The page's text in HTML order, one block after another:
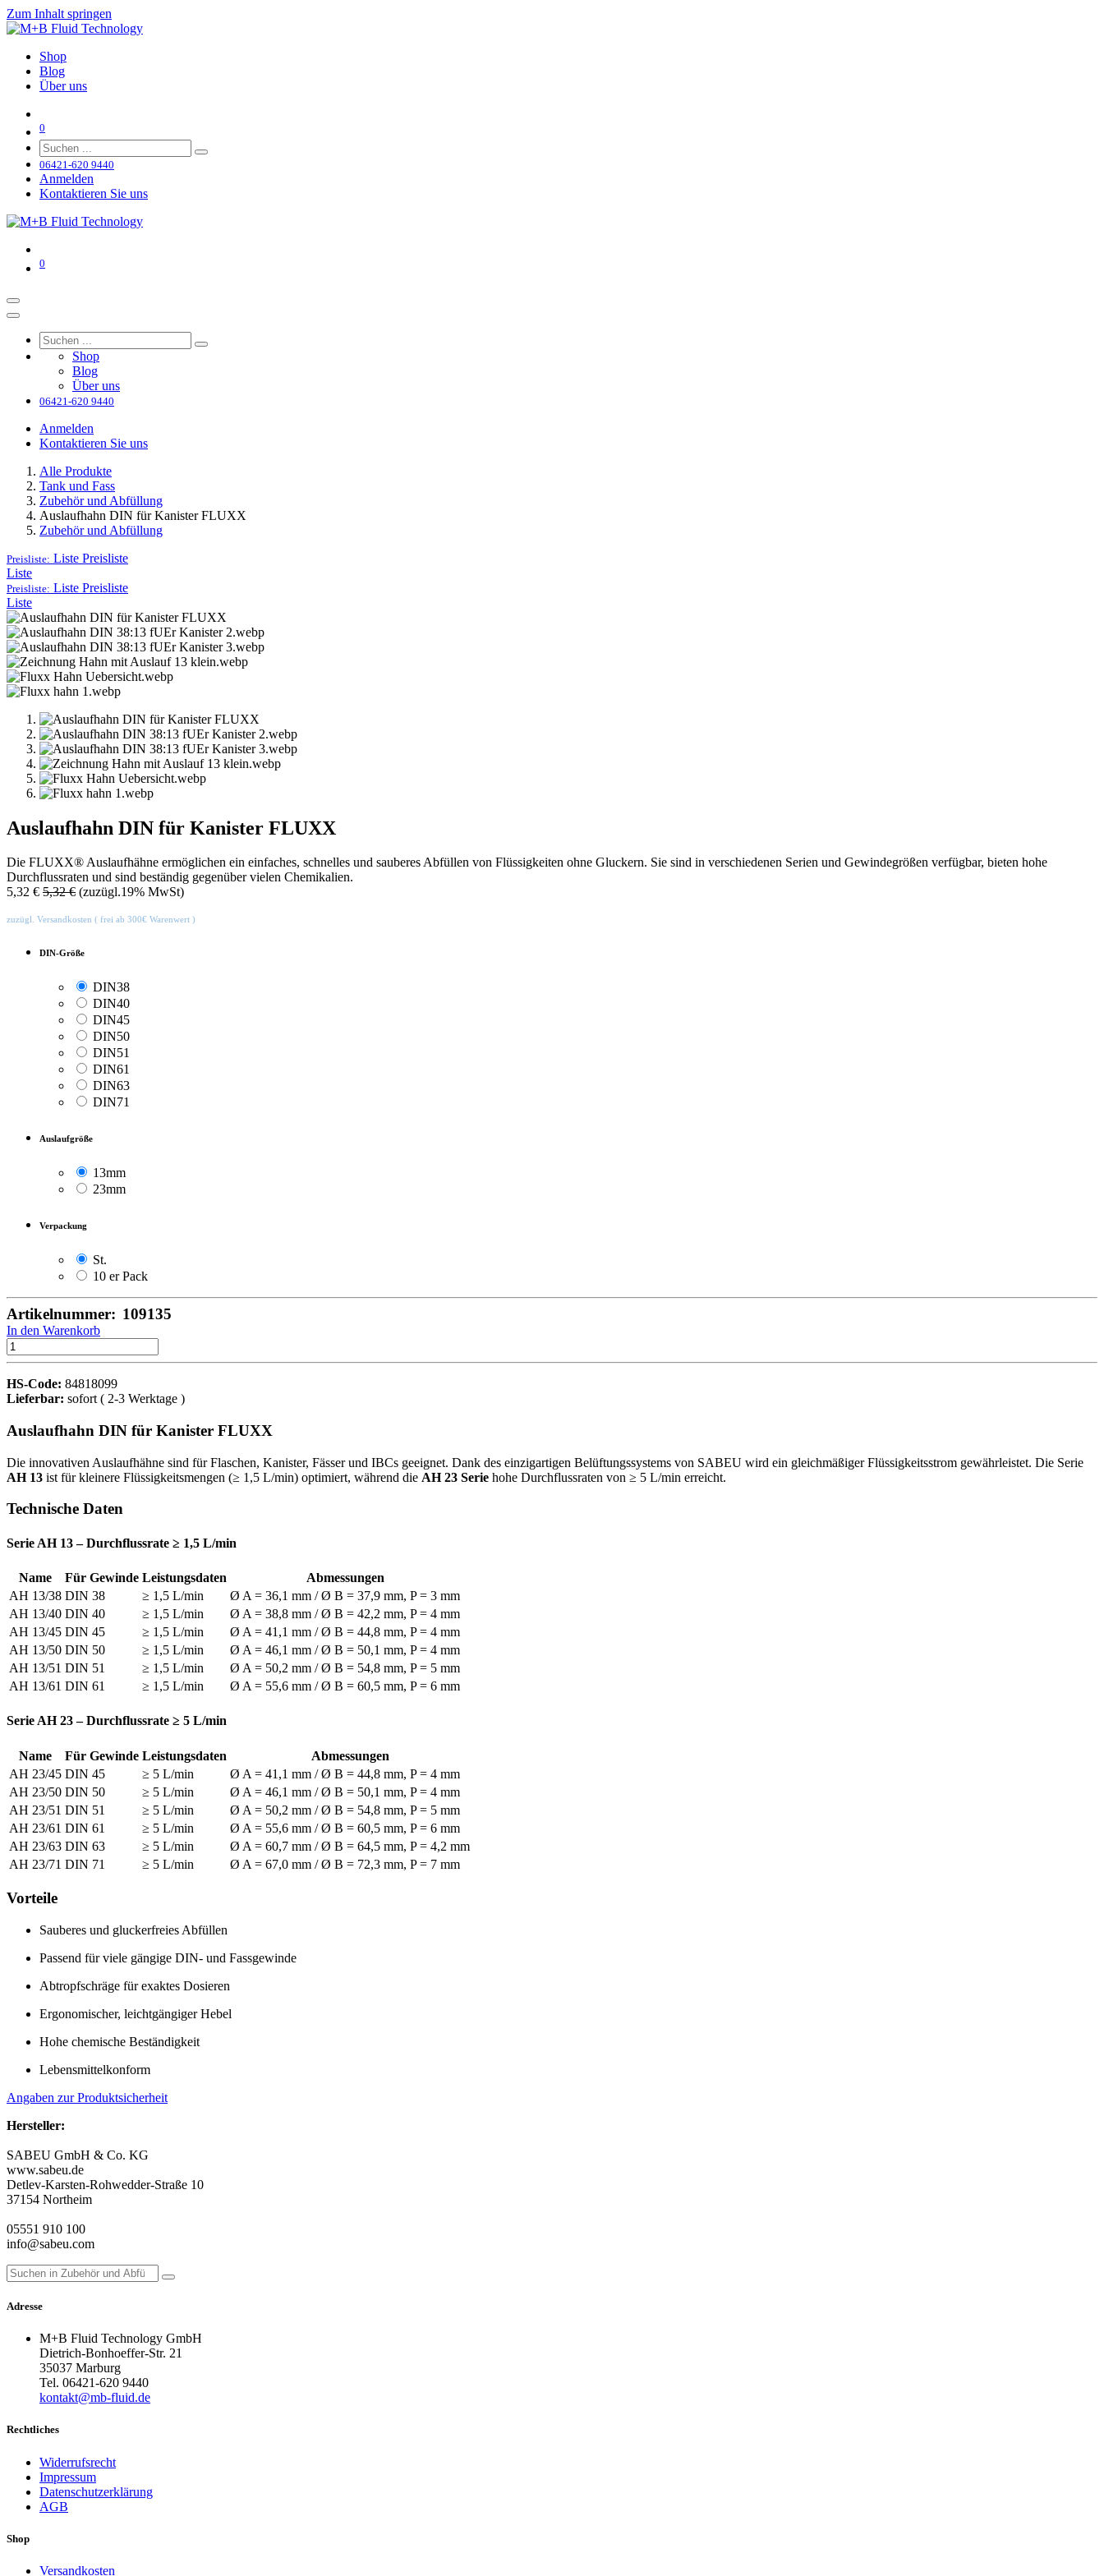
Zum Inhalt springen
Shop
Blog
Über uns
0
06421-620 9440
Anmelden
Kontaktieren Sie uns
0
Shop
Blog
Über uns
06421-620 9440
Anmelden
Kontaktieren Sie uns
Alle Produkte
Tank und Fass
Zubehör und Abfüllung
Auslaufhahn DIN für Kanister FLUXX
Zubehör und Abfüllung
Preisliste: Liste Preisliste
Liste
Preisliste: Liste Preisliste
Liste
Auslaufhahn DIN für Kanister FLUXX
Die FLUXX® Auslaufhähne ermöglichen ein einfaches, schnelles und sauberes Abfüllen von Flüssigkeiten ohne Gluckern. Sie sind in verschiedenen Serien und Gewindegrößen verfügbar, bieten hohe
Durchflussraten und sind beständig gegenüber vielen Chemikalien.
5,32 € 5,32€ (zuzügl.19% MwSt)
zuzügl. Versandkosten ( frei ab 300€ Warenwert )
DIN-Größe
DIN38
DIN40
DIN45
DIN50
DIN51
DIN61
DIN63
DIN71
Auslaufgröße
13mm
23mm
Verpackung
St.
10 er Pack
Artikelnummer: 109135
In den Warenkorb
HS-Code: 84818099
Lieferbar: sofort ( 2-3 Werktage )
Auslaufhahn DIN für Kanister FLUXX
Die innovativen Auslaufhähne sind für Flaschen, Kanister, Fässer und IBCs geeignet. Dank des einzigartigen Belüftungssystems von SABEU wird ein gleichmäßiger Flüssigkeitsstrom gewährleistet. Die Serie
AH 13 ist für kleinere Flüssigkeitsmengen (≥ 1,5 L/min) optimiert, während die AH 23 Serie hohe Durchflussraten von ≥ 5 L/min erreicht.
Technische Daten
Serie AH 13 – Durchflussrate ≥ 1,5 L/min
Name Für Gewinde Leistungsdaten
Abmessungen
AH 13/38 DIN 38 ≥ 1,5 L/min
Ø A = 36,1 mm / Ø B = 37,9 mm, P = 3 mm
AH 13/40 DIN 40 ≥ 1,5 L/min
Ø A = 38,8 mm / Ø B = 42,2 mm, P = 4 mm
AH 13/45 DIN 45 ≥ 1,5 L/min
Ø A = 41,1 mm / Ø B = 44,8 mm, P = 4 mm
AH 13/50 DIN 50 ≥ 1,5 L/min
Ø A = 46,1 mm / Ø B = 50,1 mm, P = 4 mm
AH 13/51 DIN 51 ≥ 1,5 L/min
Ø A = 50,2 mm / Ø B = 54,8 mm, P = 5 mm
AH 13/61 DIN 61 ≥ 1,5 L/min Ø A = 55,6 mm / Ø B = 60,5 mm, P = 6 mm
Serie AH 23 – Durchflussrate ≥ 5 L/min
Name Für Gewinde Leistungsdaten
Abmessungen
AH 23/45 DIN 45 ≥ 5 L/min
Ø A = 41,1 mm / Ø B = 44,8 mm, P = 4 mm
AH 23/50 DIN 50 ≥ 5 L/min
Ø A = 46,1 mm / Ø B = 50,1 mm, P = 4 mm
AH 23/51 DIN 51 ≥ 5 L/min
Ø A = 50,2 mm / Ø B = 54,8 mm, P = 5 mm
AH 23/61 DIN 61 ≥ 5 L/min
Ø A = 55,6 mm / Ø B = 60,5 mm, P = 6 mm
AH 23/63 DIN 63 ≥ 5 L/min
Ø A = 60,7 mm / Ø B = 64,5 mm, P = 4,2 mm
AH 23/71 DIN 71 ≥ 5 L/min Ø A = 67,0 mm / Ø B = 72,3 mm, P = 7 mm
Vorteile
Sauberes und gluckerfreies Abfüllen
Passend für viele gängige DIN- und Fassgewinde
Abtropfschräge für exaktes Dosieren
Ergonomischer, leichtgängiger Hebel
Hohe chemische Beständigkeit
Lebensmittelkonform
Angaben zur Produktsicherheit
Hersteller:
SABEU GmbH & Co. KG
www.sabeu.de
Detlev-Karsten-Rohwedder-Straße 10
37154 Northeim
05551 910 100
info@sabeu.com
Adresse
M+B Fluid Technology GmbH
Dietrich-Bonhoeffer-Str. 21
35037 Marburg
Tel. 06421-620 9440
kontakt@mb-fluid.de
Rechtliches
Widerrufsrecht
Impressum
Datenschutzerklärung
AGB
Shop
Versandkosten